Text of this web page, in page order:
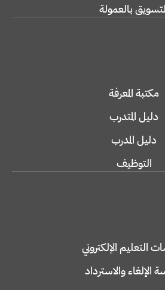
بالعمولة
مكتبة المعرفة
دليل المتدرب
دليل المدرب
التوظيف
التعليم الإلكتروني
الإلغاء والاسترداد